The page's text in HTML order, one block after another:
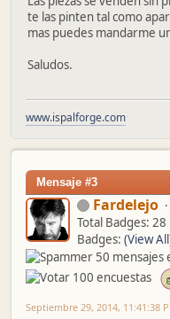
te las pinten tal como
mas puedes mandarme
Saludos.
www.ispalforge.com
Mensaje #3
Fardelejo
Total Badges: 28
Badges: (View
Septiembre 29, 2014, 11:41:38